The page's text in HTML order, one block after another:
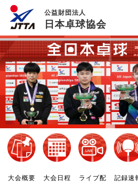
公益財団法人
日本卓球協会
大会概要 大会日程
ライブ配
記録速